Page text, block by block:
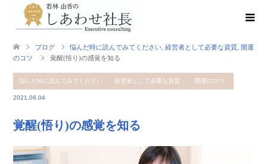
ブログ 悩んだ時に読んでみてください 経営者として必要な資質 開運
のコツ
覚醒(悟り)の感覚を知る
悩んだ時に読んでみてください 経営者として必要な資質 開運のコツ
2021.06.04
覚醒(悟り)の感覚を知る